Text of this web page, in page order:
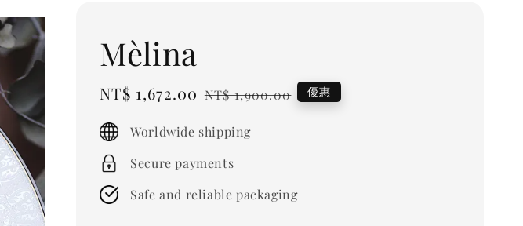
Mèlina
Sale
NT$ 1,672.00 Regular
NT$ 1,900.00 優惠
Worldwide shipping
Secure payments
Safe and reliable packaging